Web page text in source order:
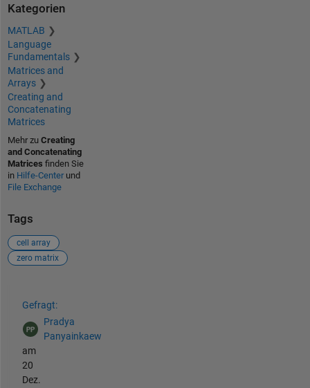
Kategorien
MATLAB
Language
Fundamentals
Matrices and
Arrays
Creating and
Concatenating
Matrices
Mehr zu Creating
and Concatenating
Matrices finden Sie
in Hilfe-Centerund
File Exchange
Tags
cell array
zero matrix
Gefragt:
Pradya
Panyainkaew
am
20
Dez.